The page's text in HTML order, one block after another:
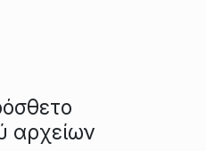
αρχείων